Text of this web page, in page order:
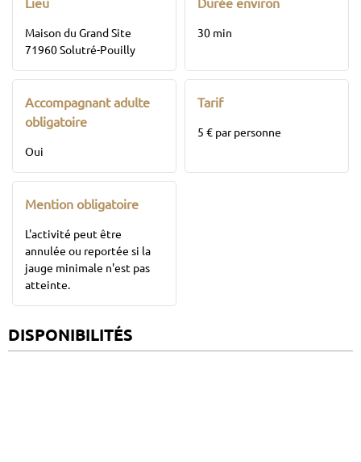
Maison du Grand Site
71960 Solutré-Pouilly
30 min
Accompagnant adulte
obligatoire
Oui
Tarif
5 € par personne
Mention obligatoire
L'activité peut être
annulée ou reportée si la
jauge minimale n'est pas
atteinte.
DISPONIBILITÉS